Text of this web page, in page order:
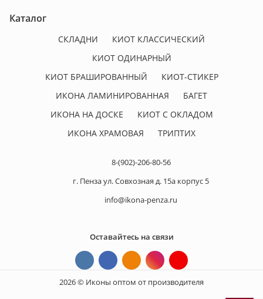
Каталог
СКЛАДНИ
КИОТ КЛАССИЧЕСКИЙ
КИОТ ОДИНАРНЫЙ
КИОТ БРАШИРОВАННЫЙ
КИОТ-СТИКЕР
ИКОНА ЛАМИНИРОВАННАЯ
БАГЕТ
ИКОНА НА ДОСКЕ
КИОТ С ОКЛАДОМ
ИКОНА ХРАМОВАЯ
ТРИПТИХ
8-(902)-206-80-56
г. Пенза ул. Совхозная д. 15а корпус 5
info@ikona-penza.ru
Оставайтесь на связи
2026 © Иконы оптом от производителя